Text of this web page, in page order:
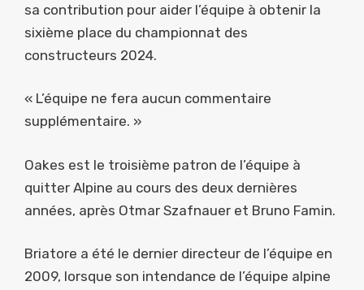
sa contribution pour aider l’équipe à obtenir la
sixième place du championnat des
constructeurs 2024.
« L’équipe ne fera aucun commentaire
supplémentaire. »
Oakes est le troisième patron de l’équipe à
quitter Alpine au cours des deux dernières
années, après Otmar Szafnauer et Bruno Famin.
Briatore a été le dernier directeur de l’équipe en
2009, lorsque son intendance de l’équipe alpine